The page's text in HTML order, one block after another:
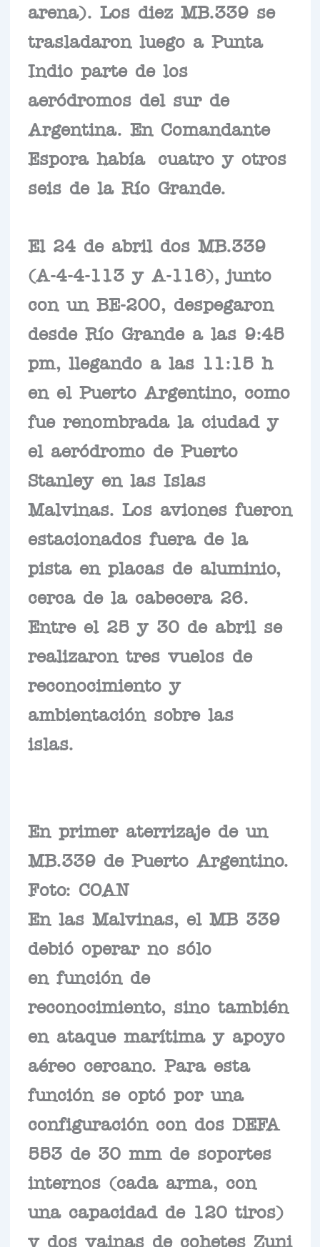
arena). Los diez MB.339 se
trasladaron luego a Punta
Indio parte de los
aeródromos del sur de
Argentina. En Comandante
Espora había cuatro y otros
seis de la Río Grande.
El 24 de abril dos MB.339
(A-4-4-113 y A-116), junto
con un BE-200, despegaron
desde Río Grande a las 9:45
pm, llegando a las 11:15 h
en el Puerto Argentino, como
fue renombrada la ciudad y
el aeródromo de Puerto
Stanley en las Islas
Malvinas. Los aviones fueron
estacionados fuera de la
pista en placas de aluminio,
cerca de la cabecera 26.
Entre el 25 y 30 de abril se
realizaron tres vuelos de
reconocimiento y
ambientación sobre las
islas.
En primer aterrizaje de un
MB.339 de Puerto Argentino.
Foto: COAN
En las Malvinas, el MB 339
debió operar no sólo
en función de
reconocimiento, sino también
en ataque marítima y apoyo
aéreo cercano. Para esta
función se optó por una
configuración con dos DEFA
553 de 30 mm de soportes
internos (cada arma, con
una capacidad de 120 tiros)
y dos vainas de cohetes Zuni